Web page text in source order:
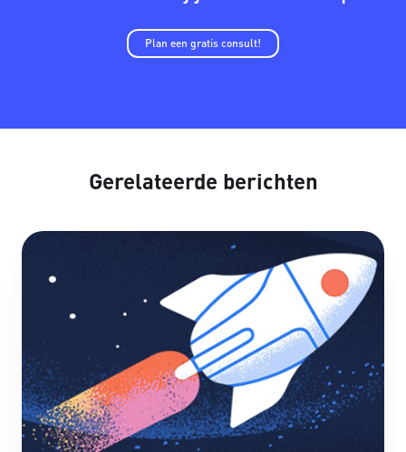
Plan een gratis consult!
Gerelateerde berichten